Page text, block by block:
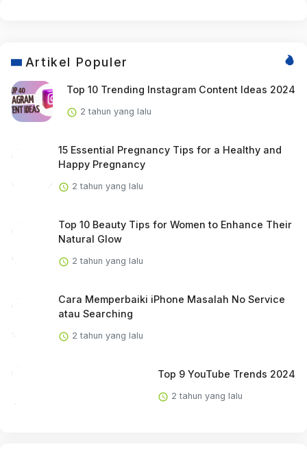
Artikel Populer
Top 10 Trending Instagram Content Ideas 2024
2 tahun yang lalu
15 Essential Pregnancy Tips for a Healthy and
Happy Pregnancy
2 tahun yang lalu
Top 10 Beauty Tips for Women to Enhance Their
Natural Glow
2 tahun yang lalu
Cara Memperbaiki iPhone Masalah No Service
atau Searching
2 tahun yang lalu
Top 9 YouTube Trends 2024
2 tahun yang lalu